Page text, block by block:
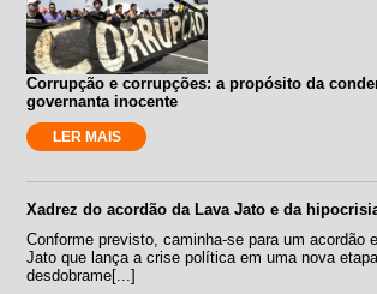
Corrupção e corrupções: a propósito da
governanta inocente
LER MAIS
Xadrez do acordão da Lava Jato e da
Conforme previsto, caminha-se para um acordão
Jato que lança a crise política em uma nova
desdobrame[...]